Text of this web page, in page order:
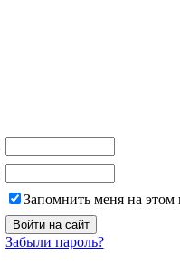
Запомнить меня на этом
Забыли пароль?